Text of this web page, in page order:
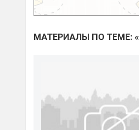
МАТЕРИАЛЫ ПО ТЕМЕ: